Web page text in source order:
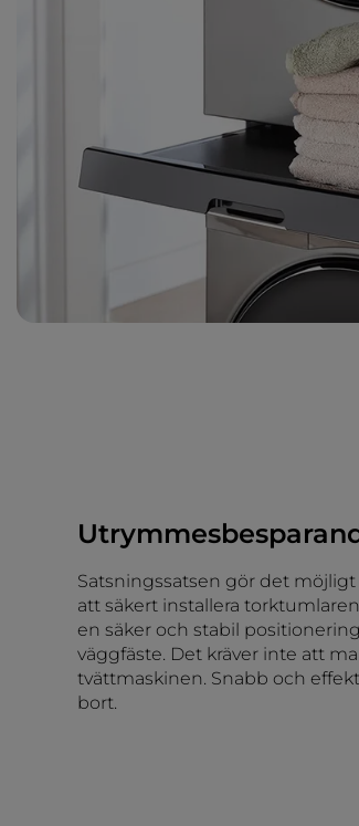
Satsningssatsen gör det
att säkert installera
en säker och stabil
väggfäste. Det kräver inte att
tvättmaskinen. Snabb och
bort.